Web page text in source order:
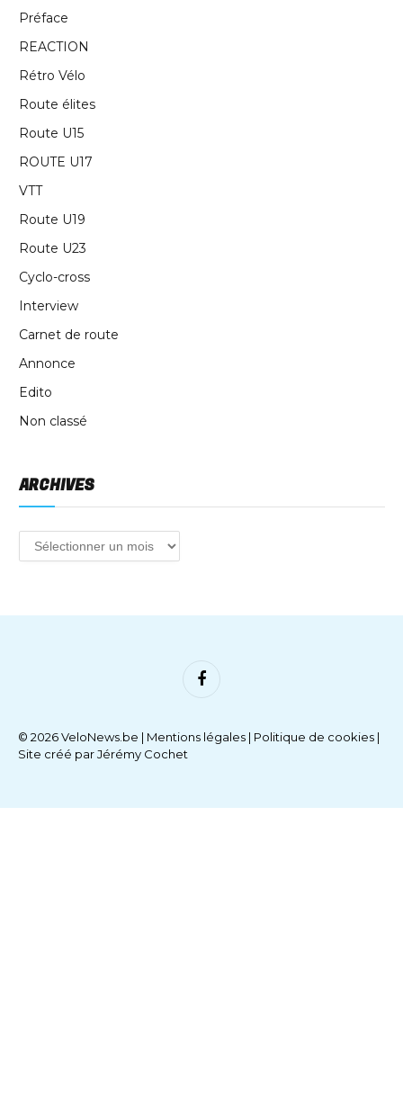
Préface
REACTION
Rétro Vélo
Route élites
Route U15
ROUTE U17
VTT
Route U19
Route U23
Cyclo-cross
Interview
Carnet de route
Annonce
Edito
Non classé
ARCHIVES
Facebook
© 2026 VeloNews.be | Mentions légales | Politique de cookies |
Site créé parJérémy Cochet